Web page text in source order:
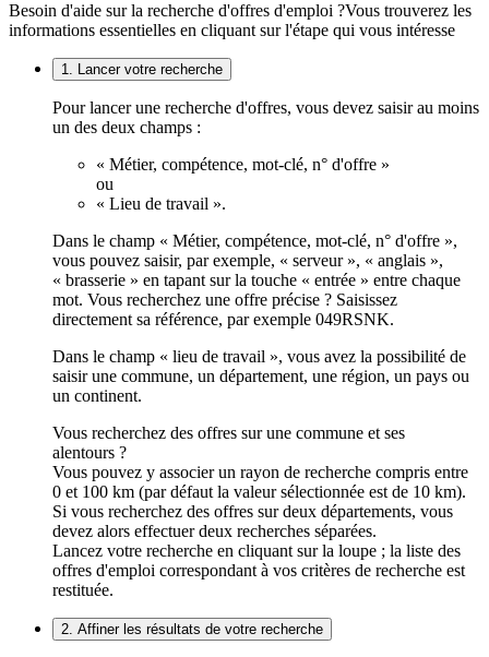
Besoin d'aide sur la recherche d'offres d'emploi ?Vous trouverez les
informations essentielles en cliquant sur l'étape qui vous intéresse
1. Lancer votre recherche
Pour lancer une recherche d'offres, vous devez saisir au moins
un des deux champs :
« Métier, compétence, mot-clé, n° d'offre »
ou
« Lieu de travail ».
Dans le champ « Métier, compétence, mot-clé, n° d'offre »,
vous pouvez saisir, par exemple, « serveur », « anglais »,
« brasserie » en tapant sur la touche « entrée » entre chaque
mot. Vous recherchez une offre précise ? Saisissez
directement sa référence, par exemple 049RSNK.
Dans le champ « lieu de travail », vous avez la possibilité de
saisir une commune, un département, une région, un pays ou
un continent.
Vous recherchez des offres sur une commune et ses
alentours ?
Vous pouvez y associer un rayon de recherche compris entre
0 et 100 km (par défaut la valeur sélectionnée est de 10 km).
Si vous recherchez des offres sur deux départements, vous
devez alors effectuer deux recherches séparées.
Lancez votre recherche en cliquant sur la loupe ; la liste des
offres d'emploi correspondant à vos critères de recherche est
restituée.
2. Affiner les résultats de votre recherche